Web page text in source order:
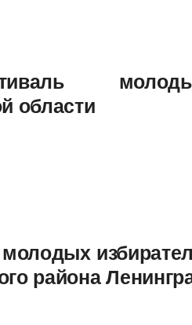
области
района